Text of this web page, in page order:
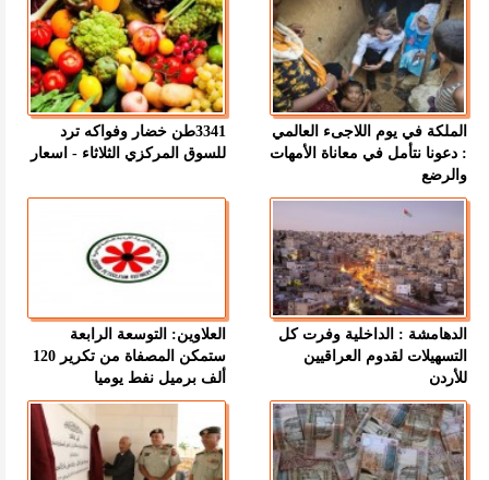
الملكة في يوم اللاجىء العالمي
: دعونا نتأمل في معاناة الأمهات
والرضع
3341طن خضار وفواكه ترد
للسوق المركزي الثلاثاء - اسعار
الدهامشة : الداخلية وفرت كل
التسهيلات لقدوم العراقيين
للأردن
العلاوين: التوسعة الرابعة
ستمكن المصفاة من تكرير 120
ألف برميل نفط يوميا